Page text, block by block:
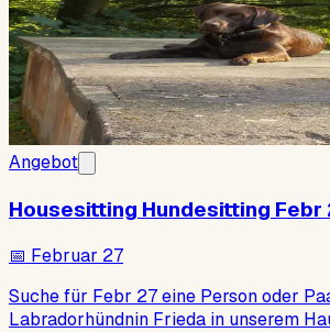
Angebot
Housesitting Hundesitting Febr
📅 Februar 27
Suche für Febr 27 eine Person oder
Labradorhündnin Frieda in unserem